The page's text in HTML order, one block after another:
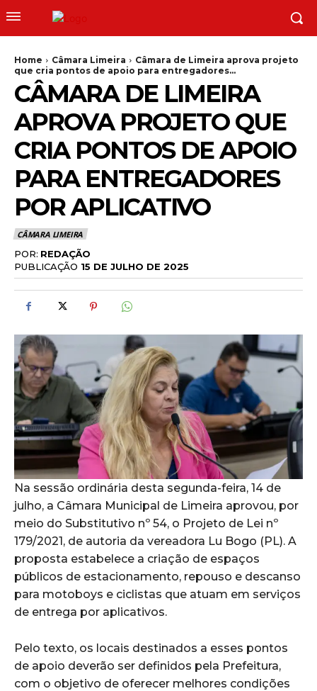
Home Câmara Limeira
Câmara de Limeira aprova projeto
que cria pontos de apoio para entregadores...
CÂMARA DE LIMEIRA
APROVA PROJETO QUE
CRIA PONTOS DE APOIO
PARA ENTREGADORES
POR APLICATIVO
CÂMARA LIMEIRA
POR: REDAÇÃO
PUBLICAÇÃO 15 DE JULHO DE 2025
Na sessão ordinária desta segunda-feira, 14 de
julho, a Câmara Municipal de Limeira aprovou, por
meio do Substitutivo nº 54, o Projeto de Lei nº
179/2021, de autoria da vereadora Lu Bogo (PL). A
proposta estabelece a criação de espaços
públicos de estacionamento, repouso e descanso
para motoboys e ciclistas que atuam em serviços
de entrega por aplicativos.
Pelo texto, os locais destinados a esses pontos
de apoio deverão ser definidos pela Prefeitura,
com o objetivo de oferecer melhores condições